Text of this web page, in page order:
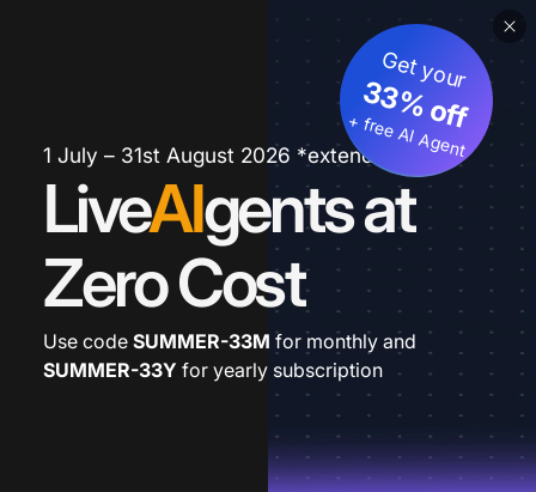
1 July – 31st August 2026 *extended
LiveAIgents at
Zero Cost
Get your
33% off
+ free AI Agent
Use code SUMMER-33M for monthly and
SUMMER-33Y for yearly subscription